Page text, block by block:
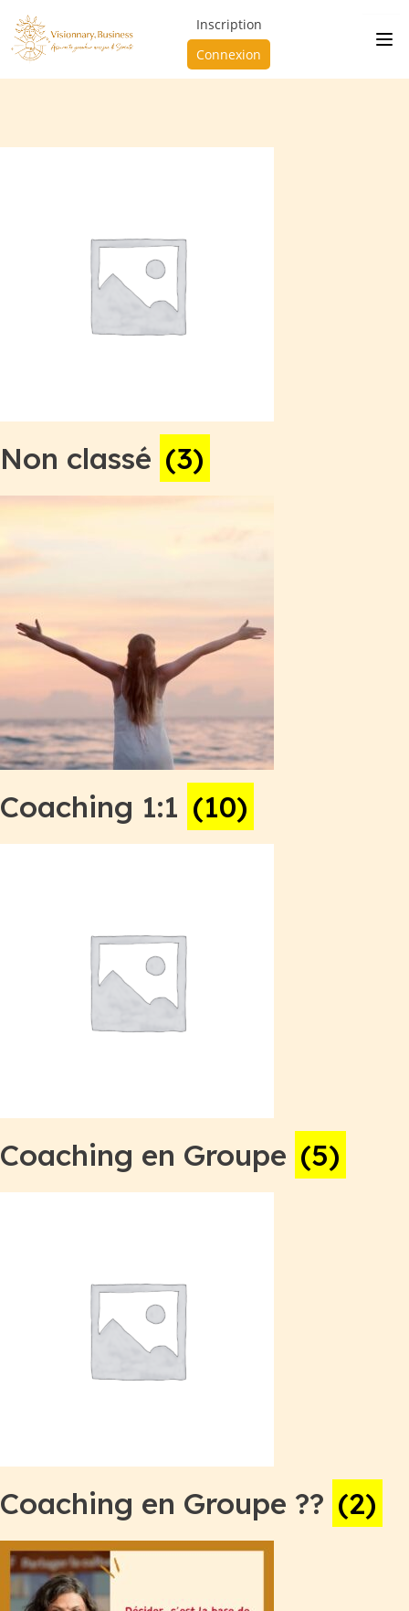
Inscription
Connexion
Non classé (3)
Coaching 1:1 (10)
Coaching en Groupe (5)
Coaching en Groupe ?? (2)